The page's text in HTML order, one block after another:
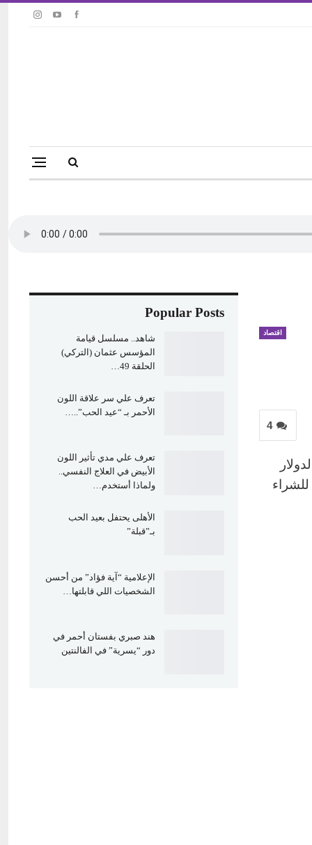
اقتصاد
4
2 أكتوبر 2025، وسجل الدولار
للبيع، حيث سجل فى بداية التعاملات 47.80 جنيه للشراء
Popular Posts
شاهد.. مسلسل قيامة
المؤسس عثمان (التركي)
الحلقة 49…
تعرف علي سر علاقة اللون
الأحمر بـ “عيد الحب”..…
تعرف علي مدي تأثير اللون
الأبيض في العلاج النفسي..
ولماذا أستخدم…
الأهلى يحتفل بعيد الحب
بـ”قبلة”
الإعلامية “آية فؤاد” من أحسن
الشخصيات اللي قابلتها…
هند صبري بفستان أحمر في
دور “يسرية” في الفالنتين